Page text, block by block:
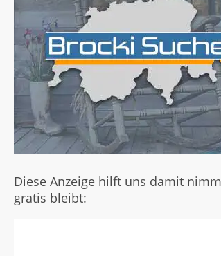
Diese Anzeige hilft uns damit
gratis bleibt: